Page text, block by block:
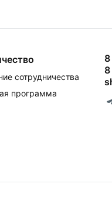
сотрудничества
программа